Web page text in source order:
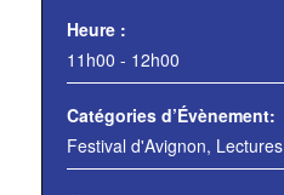
Heure :
11h00 - 12h00
Catégories d’Évènement:
Festival d'Avignon, Lectures